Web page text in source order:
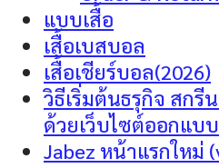
แบบเสื้อ
เสื้อเบสบอล
เสื้อเชียร์บอล(2026)
วิธีเริ่มต้นธรุกิจ สกรี
ด้วยเว็บไซต์ออกแบบ
Jabez หน้าแรกใหม่